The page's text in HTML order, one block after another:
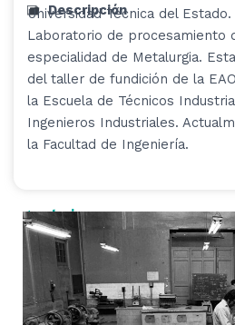
Descripción
Universidad Técnica del
Laboratorio de procesamiento
especialidad de Metalurgia.
del taller de fundición de la
la Escuela de Técnicos
Ingenieros Industriales.
la Facultad de Ingeniería.
< anterior